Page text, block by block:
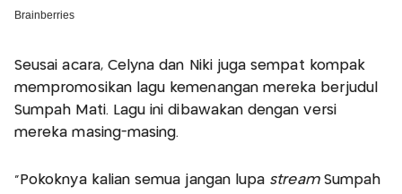
Seusai acara, Celyna dan Niki juga sempat kompak
mempromosikan lagu kemenangan mereka berjudul
Sumpah Mati. Lagu ini dibawakan dengan versi
mereka masing-masing.
“Pokoknya kalian semua jangan lupa streamSumpah